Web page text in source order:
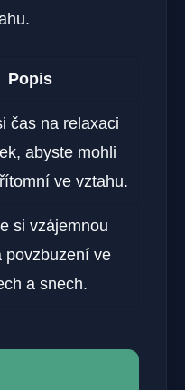
Popis
čas na relaxaci
abyste mohli
ve vztahu.
si vzájemnou
povzbuzení ve
a snech.